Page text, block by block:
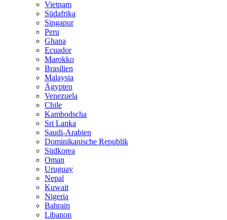
Vietnam
Südafrika
Singapur
Peru
Ghana
Ecuador
Marokko
Brasilien
Malaysia
Ägypten
Venezuela
Chile
Kambodscha
Sri Lanka
Saudi-Arabien
Dominikanische Republik
Südkorea
Oman
Uruguay
Nepal
Kuwait
Nigeria
Bahrain
Libanon